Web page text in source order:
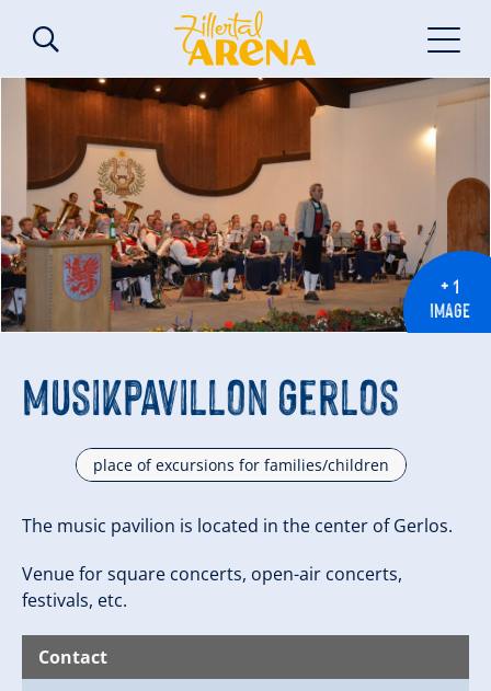
+ 1
IMAGE
Musikpavillon Gerlos
place of excursions for families/children
The music pavilion is located in the center of Gerlos.
Venue for square concerts, open-air concerts,
festivals, etc.
Contact